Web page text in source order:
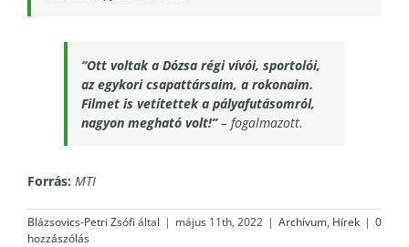
“Ott voltak a Dózsa régi vívói, sportolói,
az egykori csapattársaim, a rokonaim.
Filmet is vetítettek a pályafutásomról,
nagyon megható volt!” – fogalmazott.
Forrás: MTI
Blázsovics-Petri Zsófi által | május 11th, 2022 | Archívum, Hírek | 0
hozzászólás